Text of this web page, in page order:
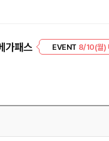
가패스
EVENT 8/10(월)